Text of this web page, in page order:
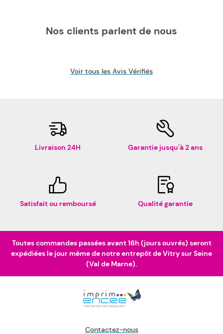
Nos clients parlent de nous
Voir tous les Avis Vérifiés
Livraison 24H Garantie jusqu'à 2 ans
Satisfait ou remboursé Qualité garantie
Toutes commandes passées avant 16h (jours ouvrés) seront
expédiées le jour même de notre entrepôt de Vitry sur Seine
(Val de Marne).
Contactez-nous